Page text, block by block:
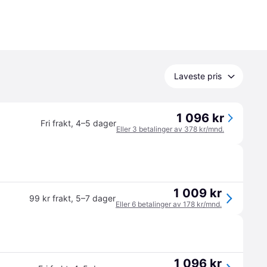
Laveste pris
Fri frakt, 4–5 dager 1 096 kr
Eller 3 betalinger av 378 kr/mnd.
99 kr frakt, 5–7 dager 1 009 kr
Eller 6 betalinger av 178 kr/mnd.
1 096 kr